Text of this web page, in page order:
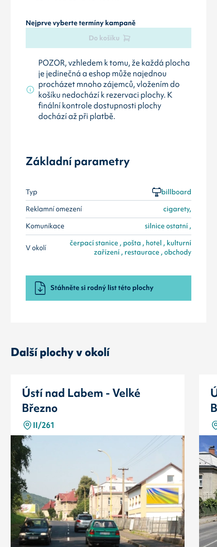
Nejprve vyberte termíny kampaně
Do košíku
POZOR, vzhledem k tomu, že každá plocha
je jedinečná a eshop může najednou
procházet mnoho zájemců, vložením do
košíku nedochází k rezervaci plochy. K
finální kontrole dostupnosti plochy
dochází až při platbě.
Základní parametry
Typ
billboard
Reklamní omezení
cigarety,
Komunikace
silnice ostatní ,
V okolí
čerpací stanice , pošta , hotel , kulturní
zařízení , restaurace , obchody
Stáhněte si rodný list této plochy
Další plochy v okolí
Ústí nad Labem - Velké
Březno
II/261